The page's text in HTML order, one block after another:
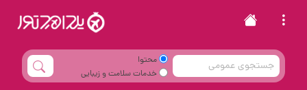
محتوا
خدمات سلامت و زیبایی